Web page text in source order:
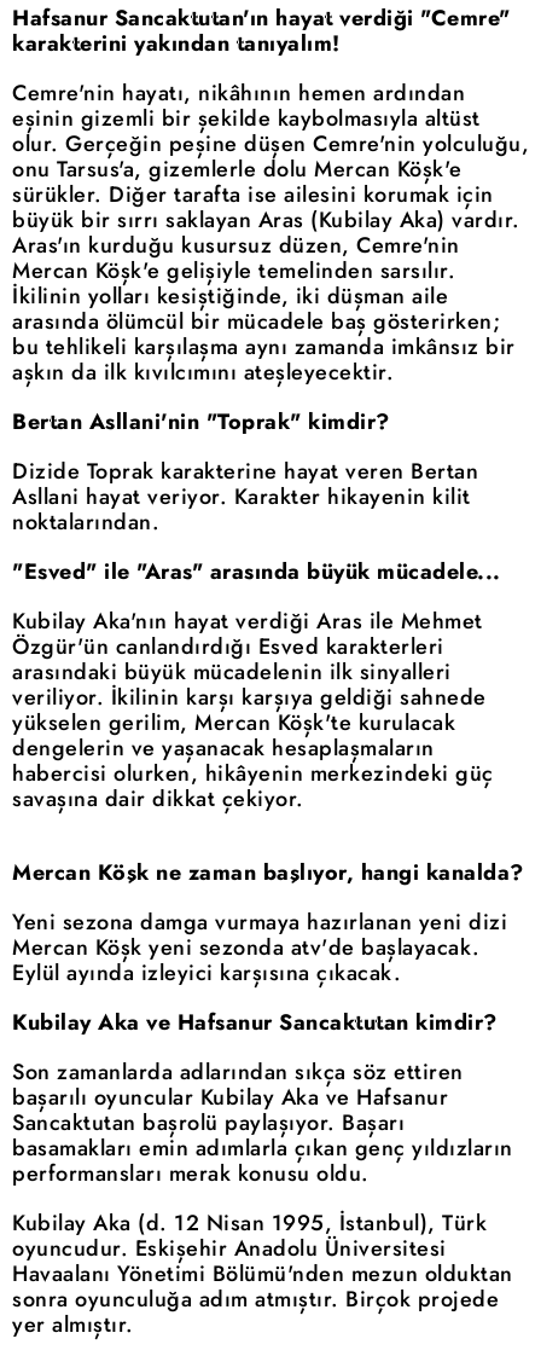
Hafsanur Sancaktutan'ın hayat verdiği "Cemre"
karakterini yakından tanıyalım!
Cemre'nin hayatı, nikâhının hemen ardından
eşinin gizemli bir şekilde kaybolmasıyla altüst
olur. Gerçeğin peşine düşen Cemre'nin yolculuğu,
onu Tarsus'a, gizemlerle dolu Mercan Köşk'e
sürükler. Diğer tarafta ise ailesini korumak için
büyük bir sırrı saklayan Aras (Kubilay Aka) vardır.
Aras'ın kurduğu kusursuz düzen, Cemre'nin
Mercan Köşk'e gelişiyle temelinden sarsılır.
İkilinin yolları kesiştiğinde, iki düşman aile
arasında ölümcül bir mücadele baş gösterirken;
bu tehlikeli karşılaşma aynı zamanda imkânsız bir
aşkın da ilk kıvılcımını ateşleyecektir.
Bertan Asllani'nin "Toprak" kimdir?
Dizide Toprak karakterine hayat veren Bertan
Asllani hayat veriyor. Karakter hikayenin kilit
noktalarından.
"Esved" ile "Aras" arasında büyük mücadele...
Kubilay Aka'nın hayat verdiği Aras ile Mehmet
Özgür'ün canlandırdığı Esved karakterleri
arasındaki büyük mücadelenin ilk sinyalleri
veriliyor. İkilinin karşı karşıya geldiği sahnede
yükselen gerilim, Mercan Köşk'te kurulacak
dengelerin ve yaşanacak hesaplaşmaların
habercisi olurken, hikâyenin merkezindeki güç
savaşına dair dikkat çekiyor.
Mercan Köşk ne zaman başlıyor, hangi kanalda?
Yeni sezona damga vurmaya hazırlanan yeni dizi
Mercan Köşk yeni sezonda atv'de başlayacak.
Eylül ayında izleyici karşısına çıkacak.
Kubilay Aka ve Hafsanur Sancaktutan kimdir?
Son zamanlarda adlarından sıkça söz ettiren
başarılı oyuncular Kubilay Aka ve Hafsanur
Sancaktutan başrolü paylaşıyor. Başarı
basamakları emin adımlarla çıkan genç yıldızların
performansları merak konusu oldu.
Kubilay Aka (d. 12 Nisan 1995, İstanbul), Türk
oyuncudur. Eskişehir Anadolu Üniversitesi
Havaalanı Yönetimi Bölümü'nden mezun olduktan
sonra oyunculuğa adım atmıştır. Birçok projede
yer almıştır.